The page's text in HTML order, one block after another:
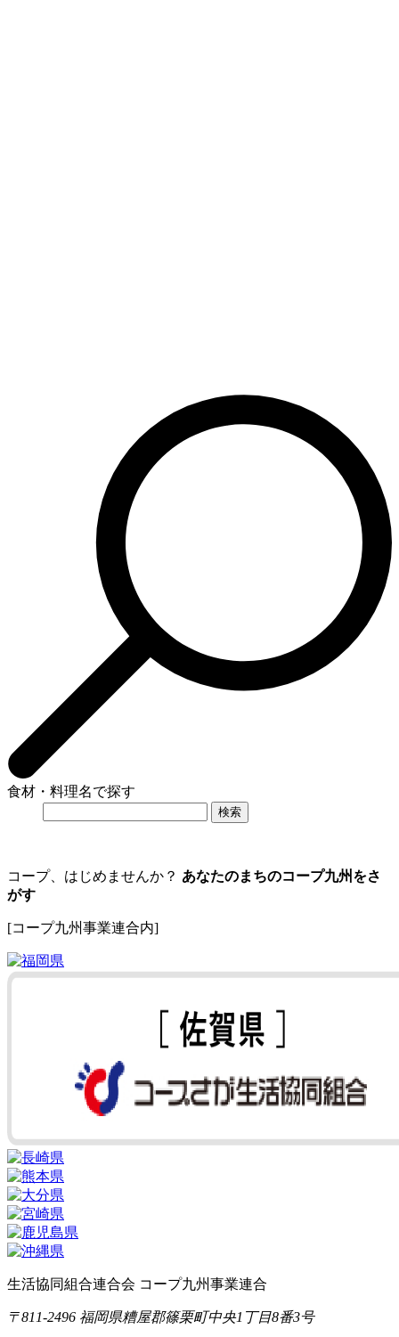
食材・料理名で探す
コープ、はじめませんか？ あなたのまちのコープ九州をさ
がす
[コープ九州事業連合内]
生活協同組合連合会 コープ九州事業連合
〒811-2496 福岡県糟屋郡篠栗町中央1丁目8番3号